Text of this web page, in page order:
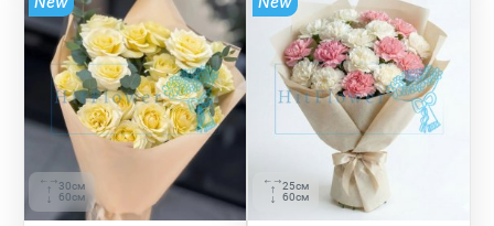
30см
60см
25см
60см